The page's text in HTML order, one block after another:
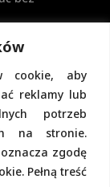
cookie, aby
reklamy lub
potrzeb
na stronie.
zgodę
Pełną treść
się